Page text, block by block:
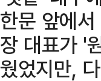
한문 앞에
장 대표가 '
웠었지만,